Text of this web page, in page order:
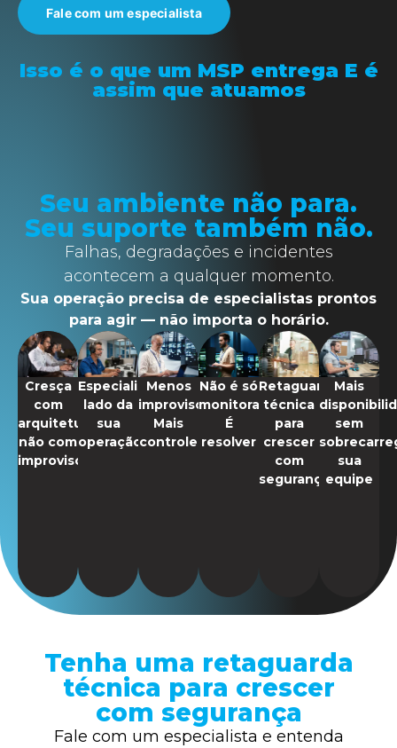
Fale com um especialista
Isso é o que um MSP entrega E é
assim que atuamos
Seu ambiente não para.
Seu suporte também não.
Falhas, degradações e incidentes
acontecem a qualquer momento.
Sua operação precisa de especialistas prontos
para agir — não importa o horário.
Cresça
com
arquitetura,
não com
improviso
Especialistas 24×7 ao
lado da
sua
operação
Menos
improviso.
Mais
controle
Não é só
monitorar.
É
resolver
Retaguarda
técnica
para
crescer
com
segurança
Mais
sem
sua
equipe
Tenha uma retaguarda
técnica para crescer
com segurança
Fale com um especialista e entenda